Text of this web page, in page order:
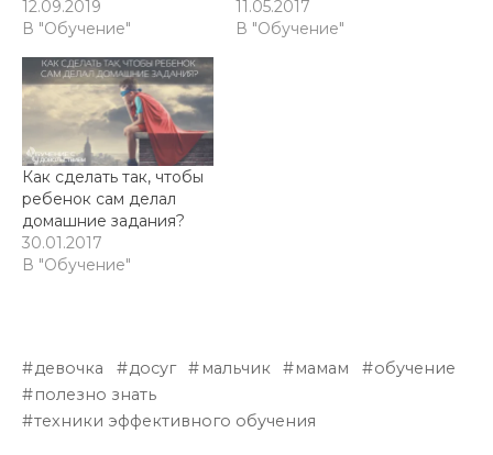
12.09.2019
В "Обучение"
11.05.2017
В "Обучение"
Как сделать так, чтобы
ребенок сам делал
домашние задания?
30.01.2017
В "Обучение"
девочка досуг мальчик мамам
обучение
полезно знать
техники эффективного обучения